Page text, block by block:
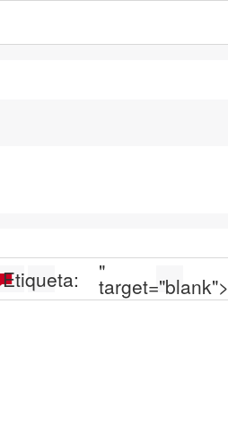
Etiqueta: "
target="blank">